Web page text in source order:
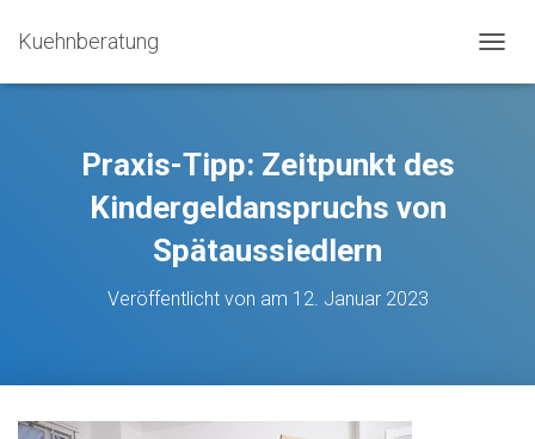
Kuehnberatung
A
Praxis-Tipp: Zeitpunkt des
Kindergeldanspruchs von
Spätaussiedlern
Veröffentlicht von am 12. Januar 2023